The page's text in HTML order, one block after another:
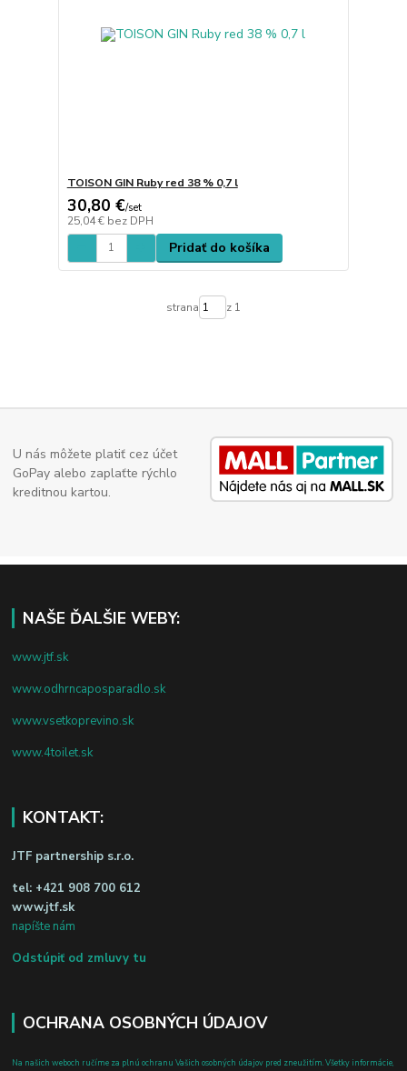
TOISON GIN Ruby red 38 % 0,7 l
30,80 €/set
25,04 € bez DPH
Pridať do košíka
strana z 1
U nás môžete platiť cez účet
GoPay alebo zaplaťte rýchlo
kreditnou kartou.
NAŠE ĎALŠIE WEBY:
www.jtf.sk
www.odhrncaposparadlo.sk
www.vsetkoprevino.sk
www.4toilet.sk
KONTAKT:
JTF partnership s.r.o.
tel: +421 908 700 612
www.jtf.sk
napíšte nám
Odstúpiť od zmluvy tu
OCHRANA OSOBNÝCH ÚDAJOV
Na našich weboch ručíme za plnú ochranu Vašich osobných údajov pred zneužitím. Všetky informácie,